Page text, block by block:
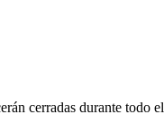
cerradas durante todo